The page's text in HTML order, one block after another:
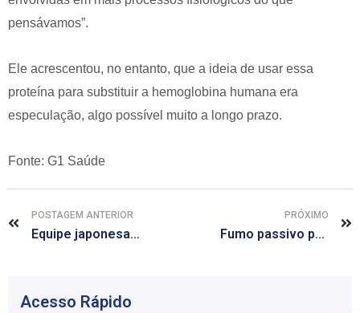
pensávamos”.
Ele acrescentou, no entanto, que a ideia de usar essa
proteína para substituir a hemoglobina humana era
especulação, algo possível muito a longo prazo.
Fonte: G1 Saúde
POSTAGEM ANTERIOR
Equipe japonesa acredita que diabetes pode ser tratado com fármaco gástrico
PRÓXIMO
Fumo passivo pode causar aumento de peso, diz pesquisa
Acesso Rápido